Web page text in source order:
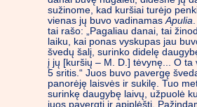
sužinome, kad kuršiai turėjo
vienas jų buvo vadinamas Apulia
tai rašo: „Pagaliau danai, tai
laiku, kai ponas vyskupas jau
švedų šalį, surinko didelę
į jų [kuršių – M. D.] tėvynę... O ta
5 sritis.“ Juos buvo pavergę
panorėję laisvės ir sukilę. Tuo
surinkę daugybę laivų, užpuolė
juos pavergti ir apiplėšti.